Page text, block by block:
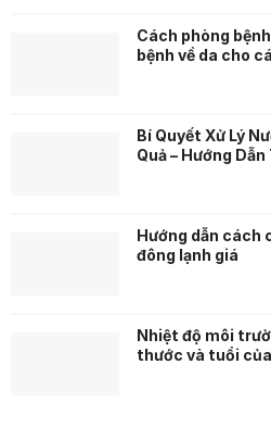
Cách phòng
bệnh về da cho
Bí Quyết Xử Lý
Quả – Hướng
Hướng dẫn cách
đông lạnh giá
Nhiệt độ môi
thước và tuổi của